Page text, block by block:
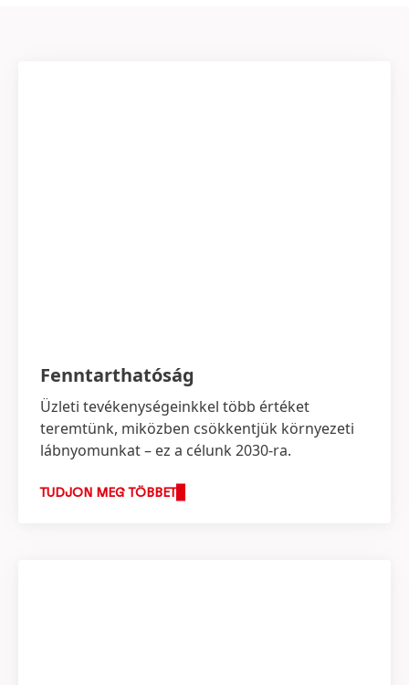
Fenntarthatóság
Üzleti tevékenységeinkkel több értéket
teremtünk, miközben csökkentjük környezeti
lábnyomunkat – ez a célunk 2030-ra.
TUDJON MEG TÖBBET